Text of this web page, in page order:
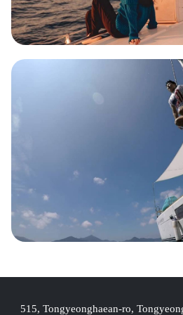
515, Tongyeonghaean-ro,